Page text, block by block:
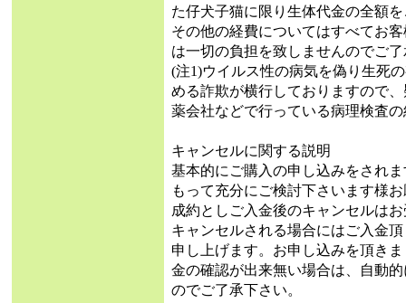
た仔犬子猫に限り生体代金の全額
その他の経費についてはすべてお
は一切の負担を致しませんのでご
(注1)ウイルス性の病気を偽り生死
める詐欺が横行しておりますので
薬会社などで行っている病理検査
キャンセルに関する説明
基本的にご購入の申し込みをされ
もって充分にご検討下さいます様
成約としご入金後のキャンセルは
キャンセルされる場合にはご入金
申し上げます。お申し込みを頂き
金の確認が出来無い場合は、自動
のでご了承下さい。